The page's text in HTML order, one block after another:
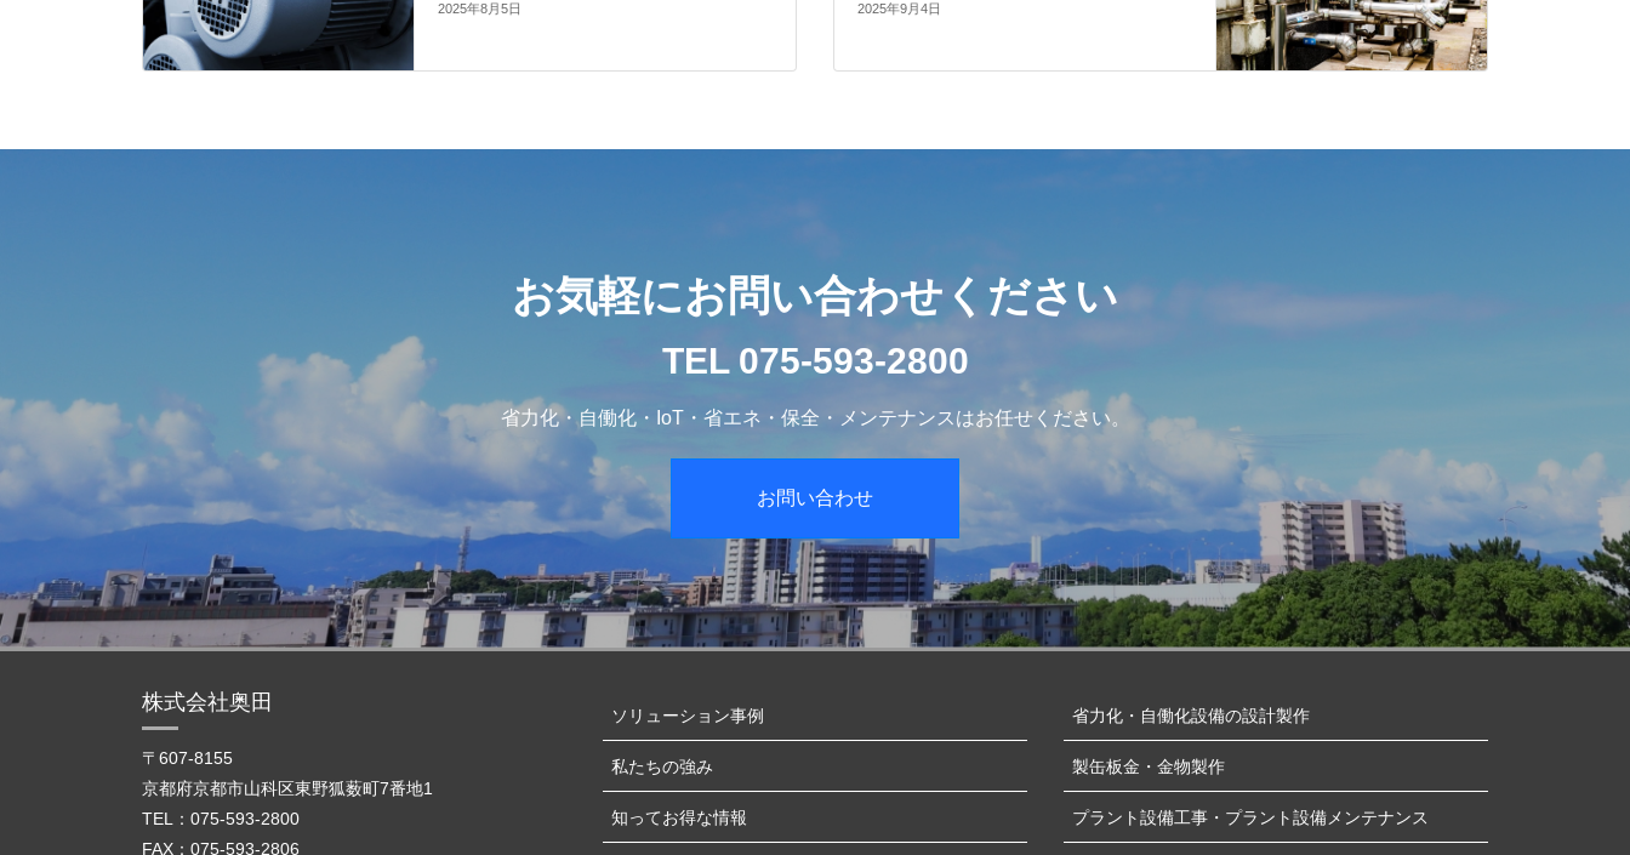
2025年8月5日 2025年9月4日
お気軽にお問い合わせください
TEL 075-593-2800
省力化・自働化・IoT・省エネ・保全・メンテナンスはお任せください。
お問い合わせ
株式会社奥田
〒607-8155
京都府京都市山科区東野狐薮町7番地1
TEL：075-593-2800
FAX：075-593-2806
ソリューション事例
私たちの強み
知ってお得な情報
省力化・自働化設備の設計製作
製缶板金・金物製作
プラント設備工事・プラント設備メンテナンス